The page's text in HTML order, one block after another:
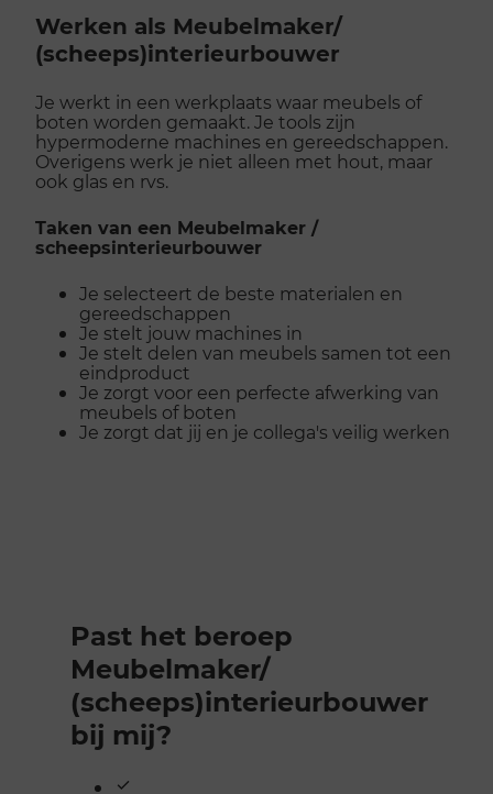
Werken als Meubelmaker/​
(scheeps)interieurbouwer
Je werkt in een werkplaats waar meubels of
boten worden gemaakt. Je tools zijn
hypermoderne machines en gereedschappen.
Overigens werk je niet alleen met hout, maar
ook glas en rvs.
Taken van een Meubelmaker /
scheepsinterieurbouwer
Je selecteert de beste materialen en
gereedschappen
Je stelt jouw machines in
Je stelt delen van meubels samen tot een
eindproduct
Je zorgt voor een perfecte afwerking van
meubels of boten
Je zorgt dat jij en je collega's veilig werken
Past het beroep
Meubelmaker/​
(scheeps)interieurbouwer
bij mij?